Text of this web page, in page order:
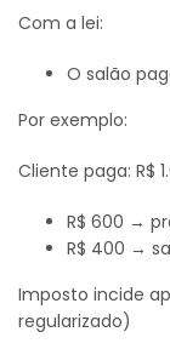
Com a lei:
O salão
Por exemplo:
Cliente paga: R$
R$ 600 →
R$ 400 →
Imposto incide
regularizado)